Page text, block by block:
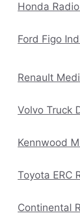
Honda
Ford Figo
Renault
Volvo Truck
Kennwood
Toyota ERC
Continental